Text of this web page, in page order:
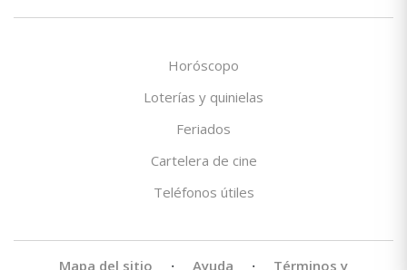
Horóscopo
Loterías y quinielas
Feriados
Cartelera de cine
Teléfonos útiles
Mapa del sitio · Ayuda · Términos y